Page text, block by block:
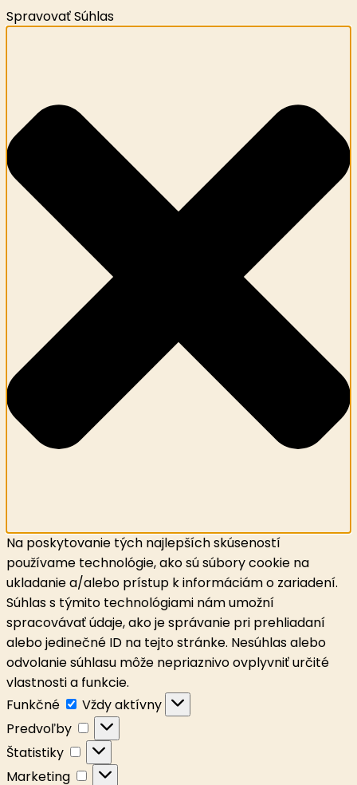
Spravovať Súhlas
Na poskytovanie tých najlepších skúseností
používame technológie, ako sú súbory cookie na
ukladanie a/alebo prístup k informáciám o zariadení.
Súhlas s týmito technológiami nám umožní
spracovávať údaje, ako je správanie pri prehliadaní
alebo jedinečné ID na tejto stránke. Nesúhlas alebo
odvolanie súhlasu môže nepriaznivo ovplyvniť určité
vlastnosti a funkcie.
Funkčné
Funkčné
Vždy aktívny
Predvoľby
Predvoľby
Štatistiky
Štatistiky
Marketing
Marketing